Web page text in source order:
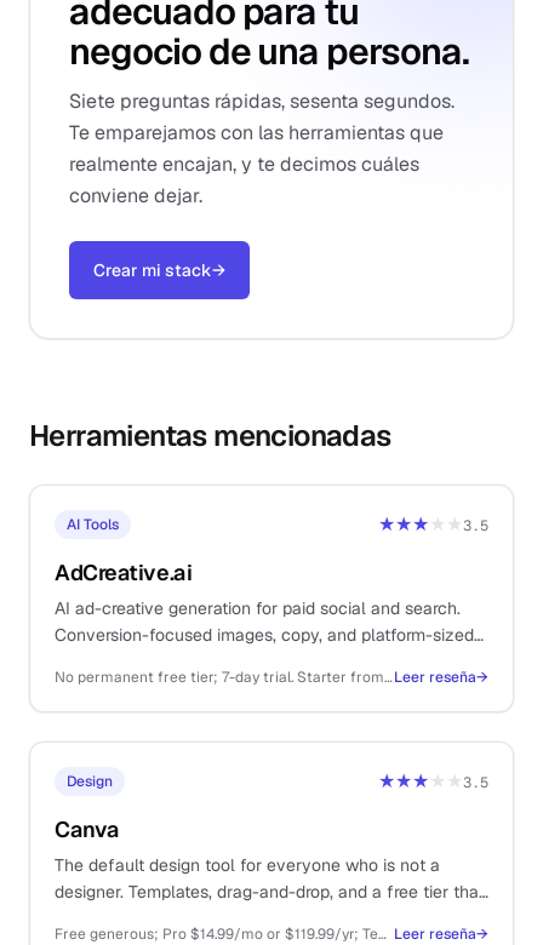
adecuado para tu
negocio de una persona.
Siete preguntas rápidas, sesenta segundos.
Te emparejamos con las herramientas que
realmente encajan, y te decimos cuáles
conviene dejar.
Crear mi stack→
Herramientas mencionadas
AI Tools ★★★★★3.5
AdCreative.ai
AI ad-creative generation for paid social and search.
Conversion-focused images, copy, and platform-sized
No permanent free tier; 7-day trial. Starter from ~$29/mo, Premium ~$59/mo, Ultimate ~$149/mo, Scale higher.Leer reseña→
Design ★★★★★3.5
Canva
The default design tool for everyone who is not a
designer. Templates, drag-and-drop, and a free tier that
Free generous; Pro $14.99/mo or $119.99/yr; Teams from $29.99/mo Leer reseña→